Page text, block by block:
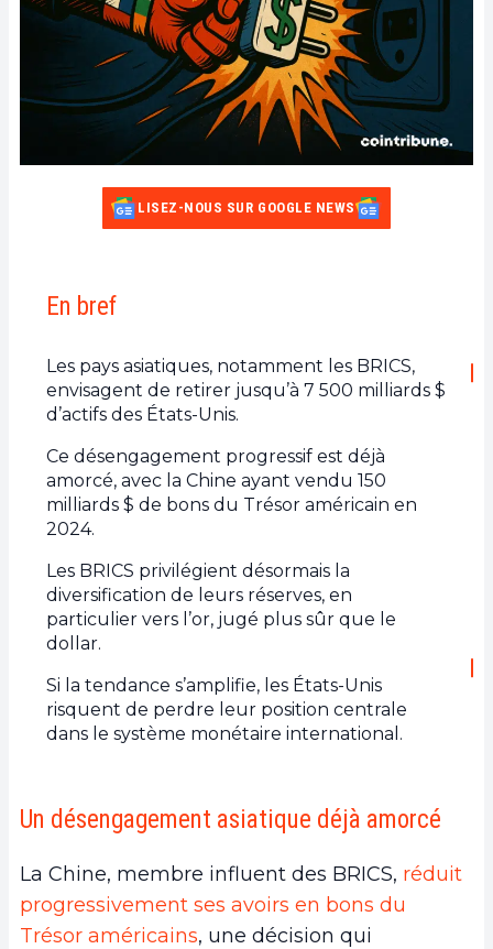
LISEZ-NOUS SUR GOOGLE NEWS
En bref
Les pays asiatiques, notamment les BRICS,
envisagent de retirer jusqu’à 7 500 milliards $
d’actifs des États-Unis.
Ce désengagement progressif est déjà
amorcé, avec la Chine ayant vendu 150
milliards $ de bons du Trésor américain en
2024.
Les BRICS privilégient désormais la
diversification de leurs réserves, en
particulier vers l’or, jugé plus sûr que le
dollar.
Si la tendance s’amplifie, les États-Unis
risquent de perdre leur position centrale
dans le système monétaire international.
Un désengagement asiatique déjà amorcé
La Chine, membre influent des BRICS, réduit
progressivement ses avoirs en bons du
Trésor américains, une décision qui